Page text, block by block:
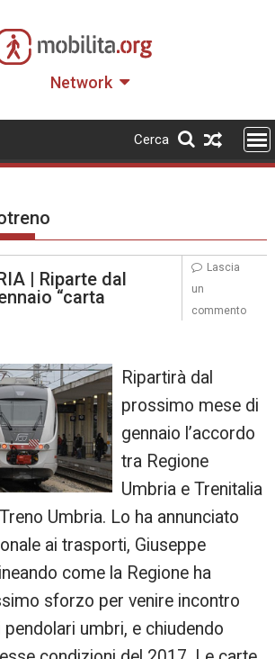
Network
Cerca
| Riparte dal
“carta
Ripartirà dal
prossimo mese di
gennaio l’accordo
tra Regione
Umbria e Trenitalia
Umbria. Lo ha annunciato
ai trasporti, Giuseppe
come la Regione ha
sforzo per venire incontro
pendolari umbri, e chiudendo
Lascia
un
commento